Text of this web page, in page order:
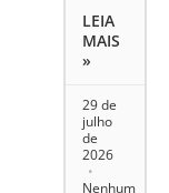
LEIA
MAIS
»
29 de
julho
de
2026
Nenhum